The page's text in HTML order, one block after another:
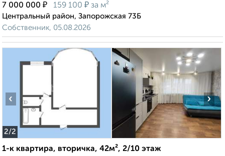
7 000 000 ₽ 159 100 ₽ за м²
Центральный район, Запорожская 73Б
Собственник, 05.08.2026
2/2
‹ ›
1-к квартира, вторичка, 42м², 2/10 этаж